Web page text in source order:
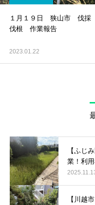
１月１９日 狭山市 伐採
伐根 作業報告
2023.01.22
【ふじ
業！利
【川越